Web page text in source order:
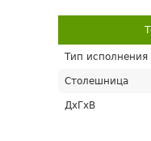
Тип исполнения
Столешница
ДхГхВ